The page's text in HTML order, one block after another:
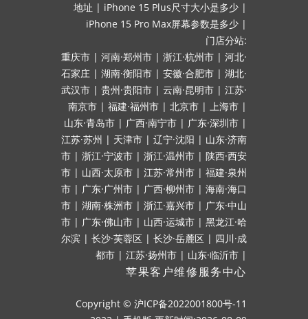
地址 | iPhone 15 Plus尺寸大小是多少 |
iPhone 15 Pro Max屏幕参数是多少 |
门店分站:
重庆市 | 河南·郑州市 | 浙江·杭州市 | 河北·
石家庄 | 湖南·衡阳市 | 安徽·合肥市 | 湖北·
武汉市 | 贵州·贵阳市 | 云南·昆明市 | 江苏·
南京市 | 福建·福州市 | 北京市 | 上海市 |
山东·青岛市 | 广西·南宁市 | 广东·深圳市 |
江苏·苏州 | 天津市 | 辽宁·沈阳 | 山东·济南
市 | 浙江·宁波市 | 浙江·温州市 | 陕西·西安
市 | 山西·太原市 | 江苏·常州市 | 福建·泉州
市 | 广东·广州市 | 广西·柳州市 | 海南·海口
市 | 湖南·株洲市 | 浙江·嘉兴市 | 广东·中山
市 | 广东·佛山市 | 山西·运城市 | 黑龙江·哈
尔滨 | 长沙·芙蓉区 | 长沙·岳麓区 | 四川·成
都市 | 江苏·扬州市 | 山东·临沂市 |
苹果客户维修服务中心
Copyright © 沪ICP备2022001800号-11